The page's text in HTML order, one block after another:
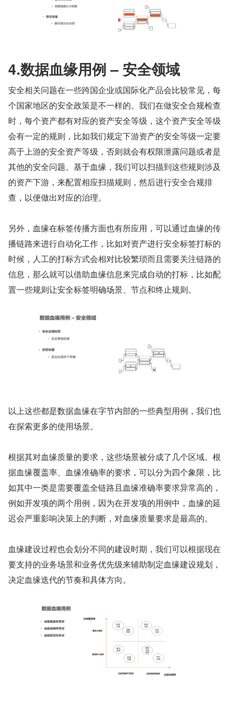
4.数据血缘用例 – 安全领域
安全相关问题在一些跨国企业或国际化产品会比较常见，每
个国家地区的安全政策是不一样的。我们在做安全合规检查
时，每个资产都有对应的资产安全等级，这个资产安全等级
会有一定的规则，比如我们规定下游资产的安全等级一定要
高于上游的安全资产等级，否则就会有权限泄露问题或者是
其他的安全问题。基于血缘，我们可以扫描到这些规则涉及
的资产下游，来配置相应扫描规则，然后进行安全合规排
查，以便做出对应的治理。
另外，血缘在标签传播方面也有所应用，可以通过血缘的传
播链路来进行自动化工作，比如对资产进行安全标签打标的
时候，人工的打标方式会相对比较繁琐而且需要关注链路的
信息，那么就可以借助血缘信息来完成自动的打标，比如配
置一些规则让安全标签明确场景、节点和终止规则。
以上这些都是数据血缘在字节内部的一些典型用例，我们也
在探索更多的使用场景。
根据其对血缘质量的要求，这些场景被分成了几个区域。根
据血缘覆盖率、血缘准确率的要求，可以分为四个象限，比
如其中一类是需要覆盖全链路且血缘准确率要求异常高的，
例如开发项的两个用例，因为在开发项的用例中，血缘的延
迟会严重影响决策上的判断，对血缘质量要求是最高的。
血缘建设过程也会划分不同的建设时期，我们可以根据现在
要支持的业务场景和业务优先级来辅助制定血缘建设规划，
决定血缘迭代的节奏和具体方向。